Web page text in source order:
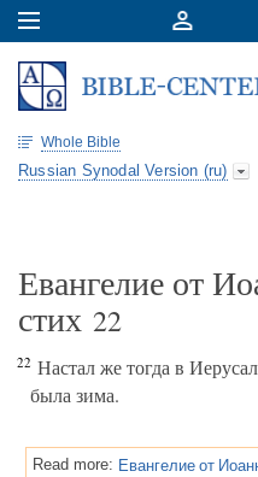
Whole Bible
Russian Synodal Version (ru)
Евангелие от
стих 22
22 Настал же тогда в
была зима.
Read more: